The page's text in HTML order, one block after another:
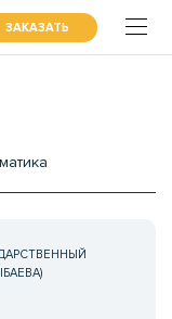
ЗАКАЗАТЬ